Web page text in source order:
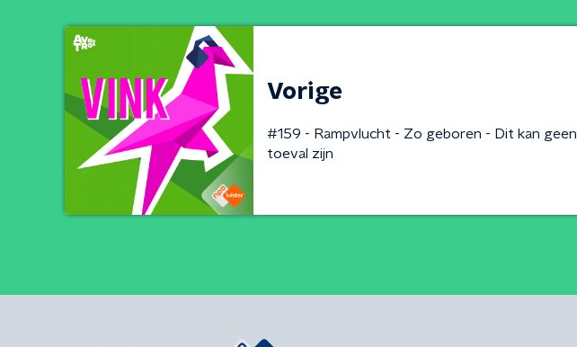
Vorige
#159 - Rampvlucht - Zo geboren - Dit kan geen
toeval zijn